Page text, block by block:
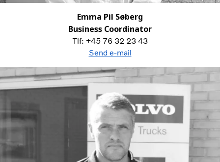
Emma Pil Søberg
Business Coordinator
Tlf: +45 76 32 23 43
Send e-mail